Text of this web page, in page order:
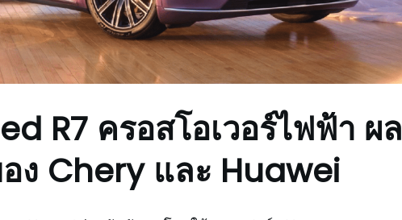
R7 ครอสโอเวอร์ไฟฟ้า ผล
ง Chery และ Huawei